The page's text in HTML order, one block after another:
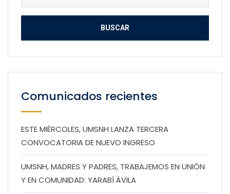
Comunicados recientes
ESTE MIÉRCOLES, UMSNH LANZA TERCERA
CONVOCATORIA DE NUEVO INGRESO
UMSNH, MADRES Y PADRES, TRABAJEMOS EN UNIÓN
Y EN COMUNIDAD: YARABÍ ÁVILA